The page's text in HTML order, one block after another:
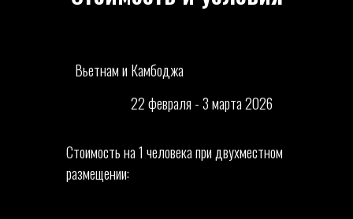
Вьетнам и Камбоджа
Стоимость на 1 человека при двухместном
размещении:
22 февраля - 3 марта 2026